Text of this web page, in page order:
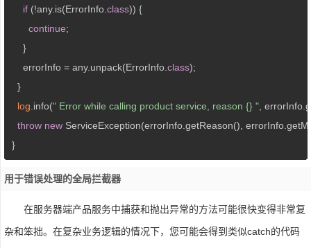
if (!any.is(ErrorInfo.class)) {
continue;
     }
     errorInfo = any.unpack(ErrorInfo.
class);
   }
log.info(" Error while calling product service, reason {} ",
throw new ServiceException(errorInfo.getReason(),
}
用于错误处理的全局拦截器
在服务器端产品服务中捕获和抛出异常的方法可能很快变得非常复
杂和笨拙。在复杂业务逻辑的情况下，您可能会得到类似catch的代码